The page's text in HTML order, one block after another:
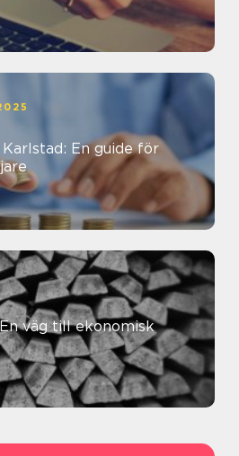
En guide för
väg till ekonomisk